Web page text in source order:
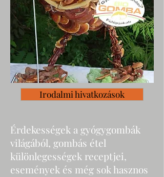
Irodalmi hivatkozások
Érdekességek a gyógygombák
világából, gombás étel
különlegességek receptjei,
események és még sok hasznos